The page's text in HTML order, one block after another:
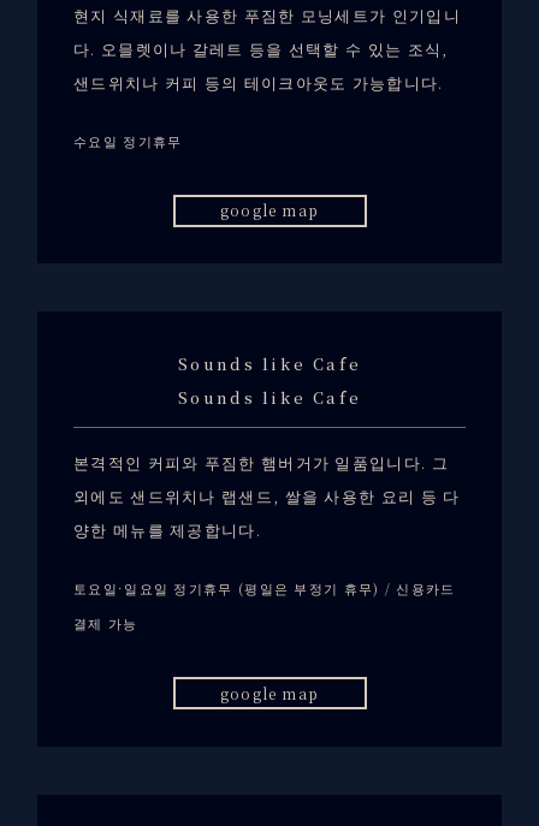
현지 식재료를 사용한 푸짐한 모닝세트가 인기입니
다. 오믈렛이나 갈레트 등을 선택할 수 있는 조식,
샌드위치나 커피 등의 테이크아웃도 가능합니다.
수요일 정기휴무
google map
Sounds like Cafe
Sounds like Cafe
본격적인 커피와 푸짐한 햄버거가 일품입니다. 그
외에도 샌드위치나 랩샌드, 쌀을 사용한 요리 등 다
양한 메뉴를 제공합니다.
토요일·일요일 정기휴무 (평일은 부정기 휴무) / 신용카드
결제 가능
google map